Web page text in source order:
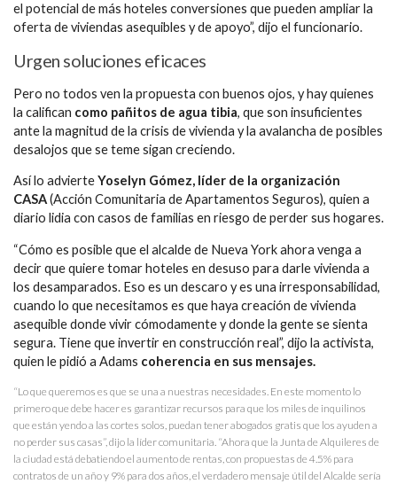
el potencial de más hoteles conversiones que pueden ampliar la
oferta de viviendas asequibles y de apoyo”, dijo el funcionario.
Urgen soluciones eficaces
Pero no todos ven la propuesta con buenos ojos, y hay quienes
la califican como pañitos de agua tibia, que son insuficientes
ante la magnitud de la crisis de vivienda y la avalancha de posibles
desalojos que se teme sigan creciendo.
Así lo advierteYoselyn Gómez, líder de la organización
CASA(Acción Comunitaria de Apartamentos Seguros), quien a
diario lidia con casos de familias en riesgo de perder sus hogares.
“Cómo es posible que el alcalde de Nueva York ahora venga a
decir que quiere tomar hoteles en desuso para darle vivienda a
los desamparados. Eso es un descaro y es una irresponsabilidad,
cuando lo que necesitamos es que haya creación de vivienda
asequible donde vivir cómodamente y donde la gente se sienta
segura. Tiene que invertir en construcción real”, dijo la activista,
quien le pidió a Adams coherencia en sus mensajes.
“Lo que queremos es que se una a nuestras necesidades. En este momento lo
primero que debe hacer es garantizar recursos para que los miles de inquilinos
que están yendo a las cortes solos, puedan tener abogados gratis que los ayuden a
no perder sus casas”, dijo la líder comunitaria. “Ahora que la Junta de Alquileres de
la ciudad está debatiendo el aumento de rentas, con propuestas de 4.5% para
contratos de un año y 9% para dos años, el verdadero mensaje útil del Alcalde sería